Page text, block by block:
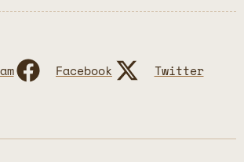
Facebook Twitter